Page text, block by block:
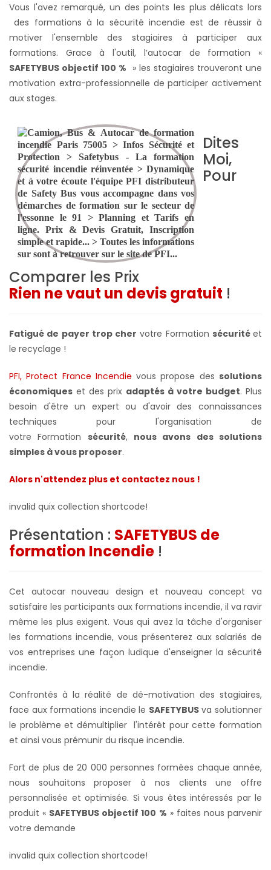
Vous l'avez remarqué, un des points les plus délicats lors
des formations à la sécurité incendie est de réussir à
motiver l'ensemble des stagiaires à participer aux
formations. Grace à l'outil, l’autocar de formation «
SAFETYBUS objectif 100 % » les stagiaires trouveront une
motivation extra-professionnelle de participer activement
aux stages.
Dites
Moi,
Pour
Comparer les Prix
Rien ne vaut un devis gratuit !
Fatigué de payer trop cher votre Formation sécurité et
le recyclage !
PFI, Protect France Incendie vous propose dessolutions
économiques et des prix adaptés à votre budget. Plus
besoin d'être un expert ou d'avoir des connaissances
techniques pour l'organisation de
votreFormation sécurité, nous avons des solutions
simples à vous proposer.
Alors n'attendez plus et contactez nous !
invalid quix collection shortcode!
Présentation : SAFETYBUS de
formation Incendie !
Cet autocar nouveau design et nouveau concept va
satisfaire les participants aux formations incendie, il va ravir
même les plus exigent. Vous qui avez la tâche d'organiser
les formations incendie, vous présenterez aux salariés de
vos entreprises une façon ludique d'enseigner la sécurité
incendie.
Confrontés à la réalité de dé-motivation des stagiaires,
face aux formations incendie le SAFETYBUSva solutionner
le problème et démultiplier l'intérêt pour cette formation
et ainsi vous prémunir du risque incendie.
Fort de plus de 20 000 personnes formées chaque année,
nous souhaitons proposer à nos clients une offre
personnalisée et optimisée. Si vous êtes intéressés par le
produit « SAFETYBUS objectif 100 % » faites nous parvenir
votre demande
invalid quix collection shortcode!